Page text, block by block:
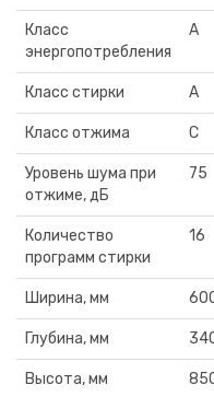
Класс
энергопотребления
А
Класс стирки А
Класс отжима C
Уровень шума при
отжиме, дБ
75
Количество
программ стирки
16
Ширина, мм
Глубина, мм
Высота, мм